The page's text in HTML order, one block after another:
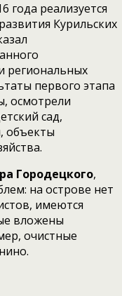
года реализуется
Курильских
региональных
первого этапа
осмотрели
сад,
объекты
Городецкого,
на острове нет
имеются
вложены
очистные